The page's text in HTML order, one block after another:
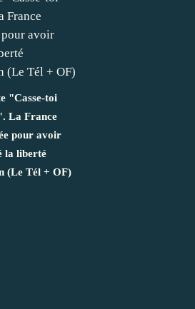
"Casse-toi
La France
pour avoir
la liberté
(Le Tél + OF)